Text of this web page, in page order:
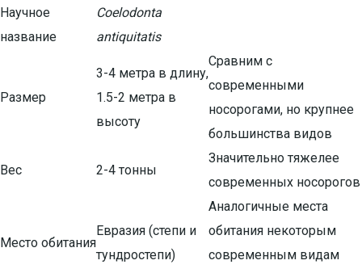
Научное
название
Coelodonta
antiquitatis
Размер
3-4 метра в длину,
1.5-2 метра в
высоту
Сравним с
современными
носорогами, но крупнее
большинства видов
Вес 2-4 тонны
Значительно тяжелее
современных носорогов
Место обитания
Евразия (степи и
тундростепи)
Аналогичные места
обитания некоторым
современным видам